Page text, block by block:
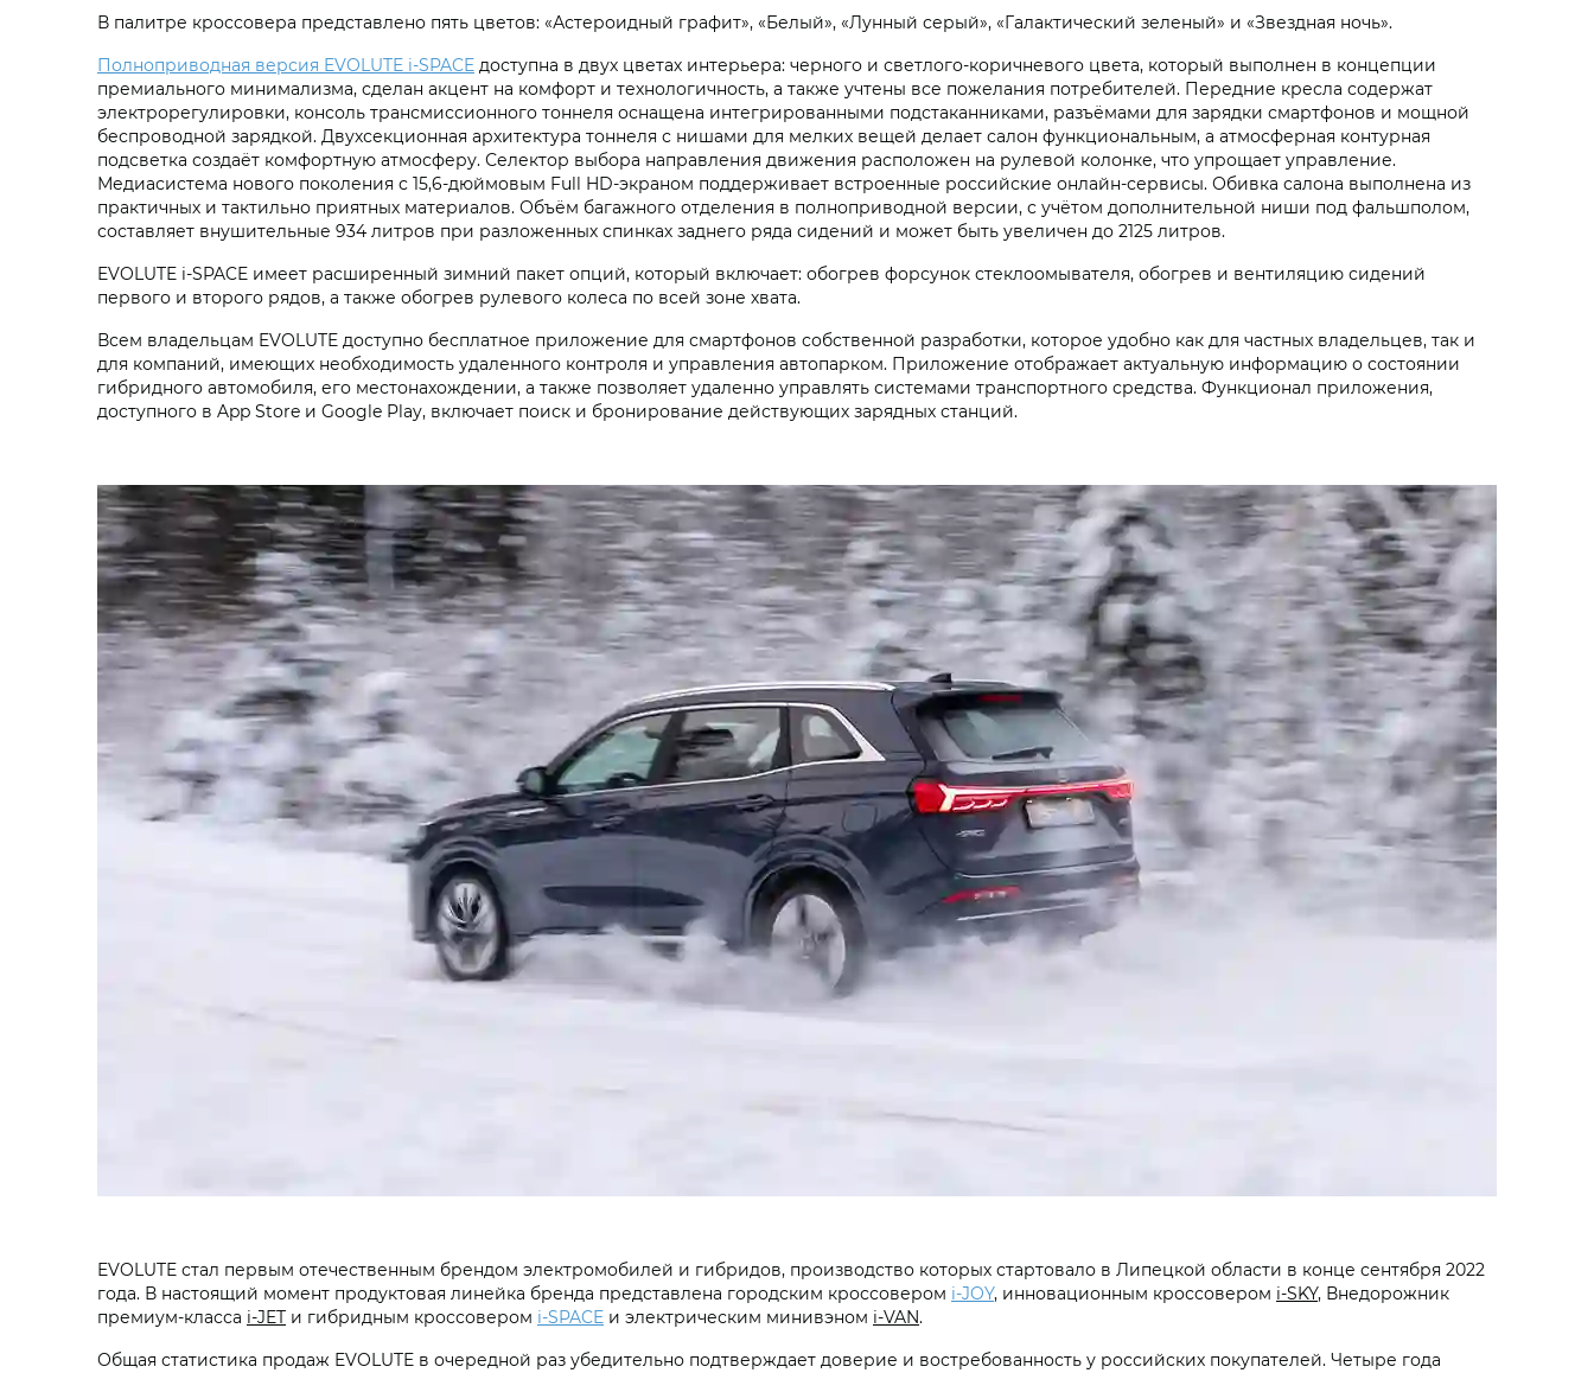
В палитре кроссовера представлено пять цветов: «Астероидный графит», «Белый», «Лунный серый», «Галактический зеленый» и «Звездная ночь».
Полноприводная версия EVOLUTE i‑SPACE доступна в двух цветах интерьера: черного и светлого-коричневого цвета, который выполнен в концепции
премиального минимализма, сделан акцент на комфорт и технологичность, а также учтены все пожелания потребителей. Передние кресла содержат
электрорегулировки, консоль трансмиссионного тоннеля оснащена интегрированными подстаканниками, разъёмами для зарядки смартфонов и мощной
беспроводной зарядкой. Двухсекционная архитектура тоннеля с нишами для мелких вещей делает салон функциональным, а атмосферная контурная
подсветка создаёт комфортную атмосферу. Селектор выбора направления движения расположен на рулевой колонке, что упрощает управление.
Медиасистема нового поколения с 15,6-дюймовым Full HD-экраном поддерживает встроенные российские онлайн-сервисы. Обивка салона выполнена из
практичных и тактильно приятных материалов. Объём багажного отделения в полноприводной версии, с учётом дополнительной ниши под фальшполом,
составляет внушительные 934 литров при разложенных спинках заднего ряда сидений и может быть увеличен до 2125 литров.
EVOLUTE i‑SPACE имеет расширенный зимний пакет опций, который включает: обогрев форсунок стеклоомывателя, обогрев и вентиляцию сидений
первого и второго рядов, а также обогрев рулевого колеса по всей зоне хвата.
Всем владельцам EVOLUTE доступно бесплатное приложение для смартфонов собственной разработки, которое удобно как для частных владельцев, так и
для компаний, имеющих необходимость удаленного контроля и управления автопарком. Приложение отображает актуальную информацию о состоянии
гибридного автомобиля, его местонахождении, а также позволяет удаленно управлять системами транспортного средства. Функционал приложения,
доступного в App Store и Google Play, включает поиск и бронирование действующих зарядных станций.
EVOLUTE стал первым отечественным брендом электромобилей и гибридов, производство которых стартовало в Липецкой области в конце сентября 2022
года. В настоящий момент продуктовая линейка бренда представлена городским кроссовером i‑JOY, инновационным кроссовером i‑SKY, Внедорожник
премиум-класса i‑JET и гибридным кроссовером i‑SPACE и электрическим минивэном i‑VAN.
Общая статистика продаж EVOLUTE в очередной раз убедительно подтверждает доверие и востребованность у российских покупателей. Четыре года